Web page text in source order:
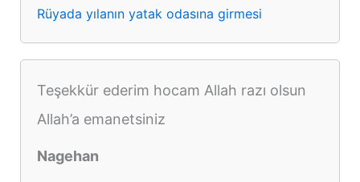
Rüyada yılanın yatak odasına girmesi
Teşekkür ederim hocam Allah razı olsun
Allah’a emanetsiniz
Nagehan